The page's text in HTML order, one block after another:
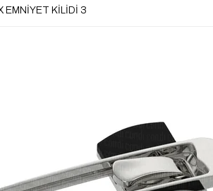
EMNİYET KİLİDİ 3